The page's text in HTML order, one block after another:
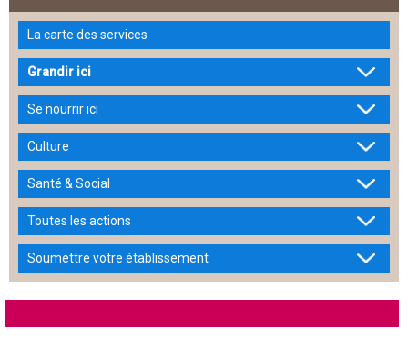
La carte des services
Grandir ici
Se nourrir ici
Culture
Santé & Social
Toutes les actions
Soumettre votre établissement